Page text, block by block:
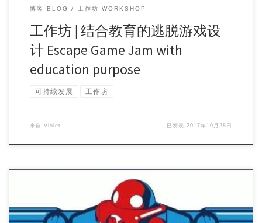
博客 BLOG 工作坊 WORKSHOP
工作坊 | 结合教育的逃脱游戏设
计 Escape Game Jam with
education purpose
可持续发展 工作坊
来自 Violet 已发表2017年10月28日